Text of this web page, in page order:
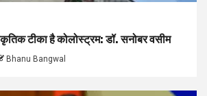
टीका है कोलोस्ट्रम: डॉ. सनोबर वसीम
Bhanu Bangwal